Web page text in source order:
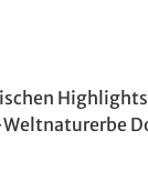
Weltnaturerbe